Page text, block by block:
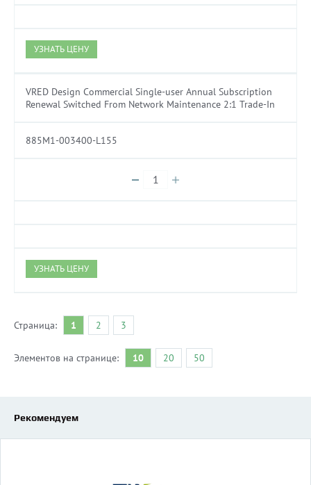
УЗНАТЬ ЦЕНУ
VRED Design Commercial Single-user Annual Subscription
Renewal Switched From Network Maintenance 2:1 Trade-In
885M1-003400-L155
УЗНАТЬ ЦЕНУ
Страница: 1 2 3
Элементов на странице: 10 20 50
Рекомендуем